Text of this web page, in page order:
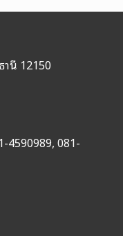
านี 12150
4590989,081-